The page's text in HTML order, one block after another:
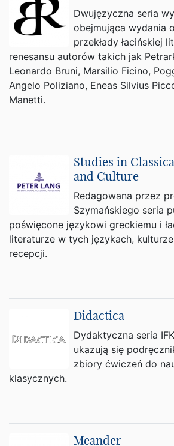
Dwujęzyczna seria
obejmująca wydania
przekłady łacińskiej
renesansu autorów takich jak
Leonardo Bruni, Marsilio Ficino,
Angelo Poliziano, Eneas Silvius
Manetti.
Studies in
and Culture
Redagowana przez
Szymańskiego seria
poświęcone językowi greckiemu i
literaturze w tych językach,
recepcji.
Didactica
Dydaktyczna seria
ukazują się
zbiory ćwiczeń do
klasycznych.
Meander